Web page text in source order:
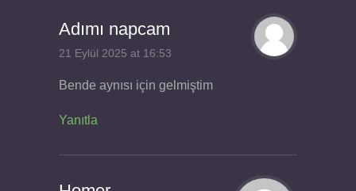
Adımı napcam
21 Eylül 2025 at 16:53
Bende aynısı için gelmiştim
Yanıtla